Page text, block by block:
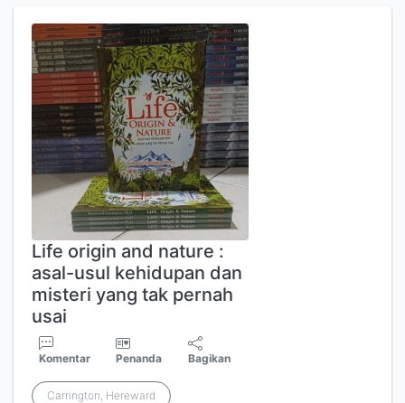
Life origin and nature :
asal-usul kehidupan dan
misteri yang tak pernah
usai
Komentar Penanda Bagikan
Carrington, Hereward